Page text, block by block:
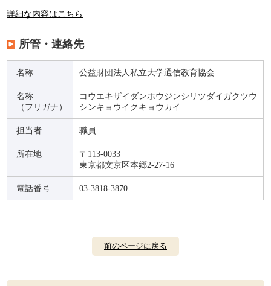
詳細な内容はこちら
所管・連絡先
名称 公益財団法人私立大学通信教育協会
名称
（フリガナ）
コウエキザイダンホウジンシリツダイガクツウ
シンキョウイクキョウカイ
担当者 職員
所在地
〒113-0033
東京都文京区本郷2-27-16
電話番号 03-3818-3870
前のページに戻る